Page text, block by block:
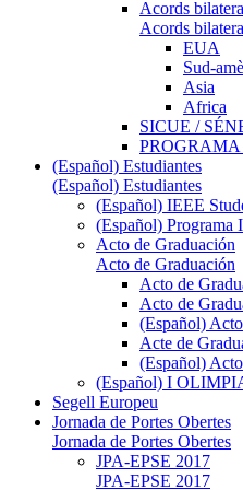
Acords
Acords
EUA
Sud-
Asia
Africa
SICUE /
(Español) Estudiantes
(Español) Estudiantes
(Español) IEEE
(Español) Programa
Acto de Graduación
Acto de Graduación
Acto de
Acto de
(Español)
Acte de
(Español)
(Español) I
Segell Europeu
Jornada de Portes Obertes
Jornada de Portes Obertes
JPA-EPSE 2017
JPA-EPSE 2017